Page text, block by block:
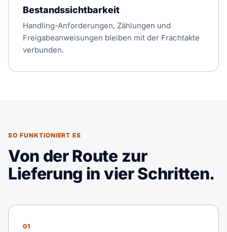
Bestandssichtbarkeit
Handling-Anforderungen, Zählungen und
Freigabeanweisungen bleiben mit der Frachtakte
verbunden.
SO FUNKTIONIERT ES
Von der Route zur
Lieferung in vier Schritten.
01